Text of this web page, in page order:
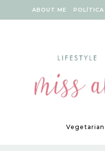
ABOUT ME POLÍTICA